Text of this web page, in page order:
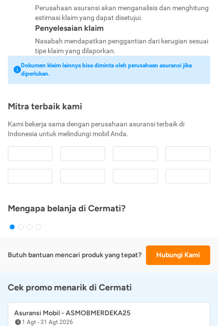
Perusahaan asuransi akan menganalisis dan menghitung
estimasi klaim yang dapat disetujui.
Penyelesaian klaim
Nasabah mendapatkan penggantian dari kerugian sesuai
tipe klaim yang dilaporkan.
Dokumen klaim lainnya bisa diminta oleh perusahaan asuransi jika
diperlukan.
Mitra terbaik kami
Kami bekerja sama dengan perusahaan asuransi terbaik di
Indonesia untuk melindungi mobil Anda.
Mengapa belanja di Cermati?
Butuh bantuan mencari produk yang tepat? Hubungi Kami
Cek promo menarik di Cermati
Asuransi Mobil - ASMOBMERDEKA25
1 Agt - 31 Agt 2026